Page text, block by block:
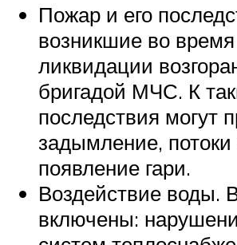
Пожар и его
возникшие во время
ликвидации
бригадой МЧС. К
последствия могут
задымление,
появление гари.
Воздействие воды.
включены: